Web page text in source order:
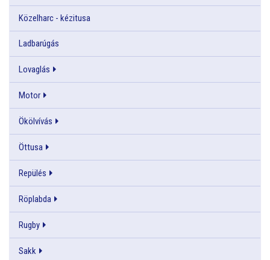
Közelharc - kézitusa
Ladbarúgás
Lovaglás
Motor
Ökölvívás
Öttusa
Repülés
Röplabda
Rugby
Sakk